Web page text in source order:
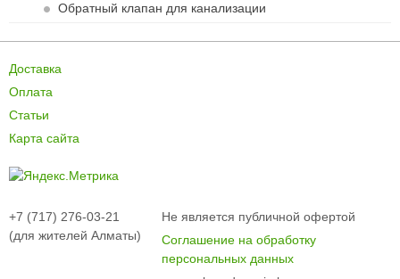
Обратный клапан для канализации
Доставка
Оплата
Статьи
Карта сайта
+7 (717) 276-03-21
(для жителей Алматы)
Не является публичной офертой
Соглашение на обработку
персональных данных